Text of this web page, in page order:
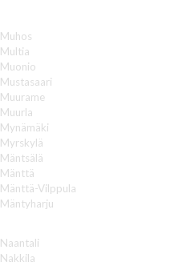
Muhos
Multia
Muonio
Mustasaari
Muurame
Muurla
Mynämäki
Myrskylä
Mäntsälä
Mänttä
Mänttä-Vilppula
Mäntyharju
Naantali
Nakkila